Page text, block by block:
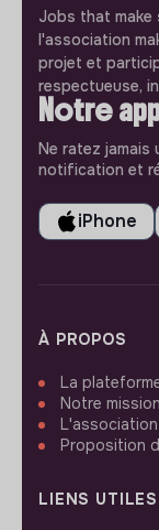
Jobs that
l'association
projet et
respectueuse,
Notre
Ne ratez jamais
notification et
iPhone
À PROPOS
La
Notre
Proposition
LIENS UTILES